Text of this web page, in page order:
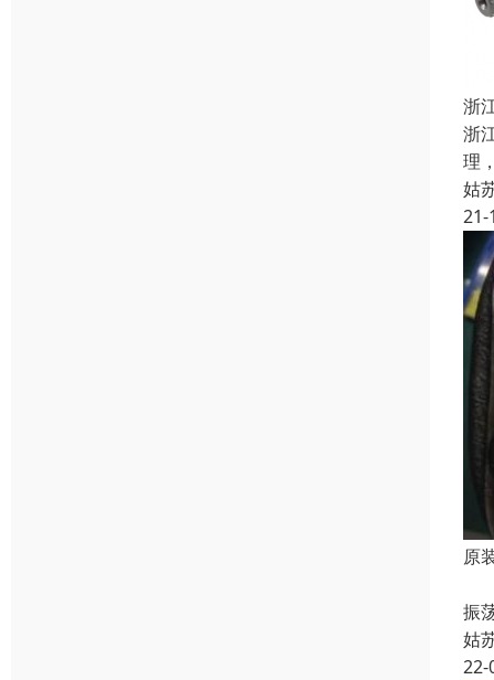
浙
浙
理
姑
21-
原
振
姑
22-